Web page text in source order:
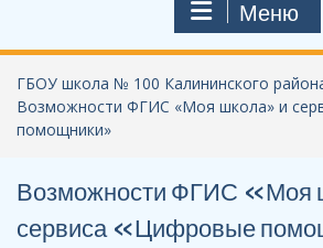
Меню
ГБОУ школа № 100 Калининского
Возможности ФГИС «Моя школа» и
помощники»
Возможности ФГИС «Моя
сервиса «Цифровые